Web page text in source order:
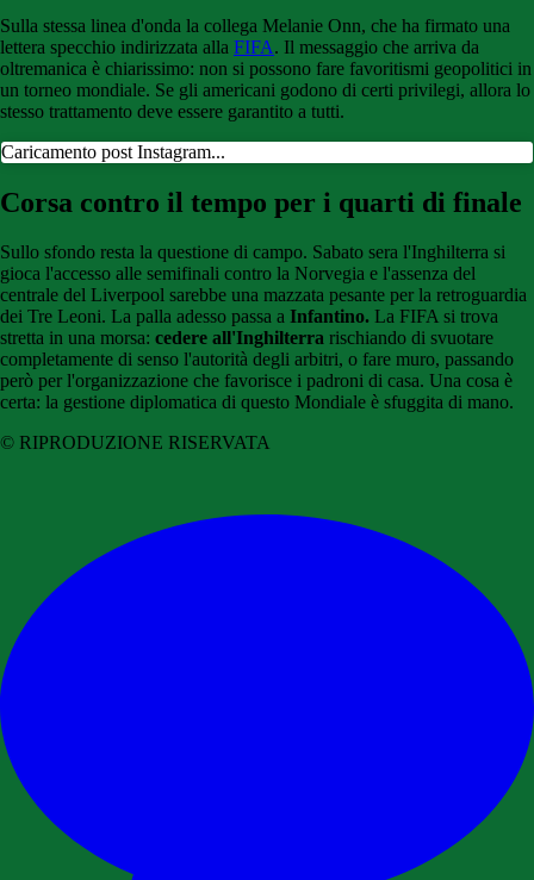
Sulla stessa linea d'onda la collega Melanie Onn, che ha firmato una
lettera specchio indirizzata alla FIFA. Il messaggio che arriva da
oltremanica è chiarissimo: non si possono fare favoritismi geopolitici in
un torneo mondiale. Se gli americani godono di certi privilegi, allora lo
stesso trattamento deve essere garantito a tutti.
Caricamento post Instagram...
Corsa contro il tempo per i quarti di finale
Sullo sfondo resta la questione di campo. Sabato sera l'Inghilterra si
gioca l'accesso alle semifinali contro la Norvegia e l'assenza del
centrale del Liverpool sarebbe una mazzata pesante per la retroguardia
dei Tre Leoni. La palla adesso passa a Infantino. La FIFA si trova
stretta in una morsa: cedere all'Inghilterra rischiando di svuotare
completamente di senso l'autorità degli arbitri, o fare muro, passando
però per l'organizzazione che favorisce i padroni di casa. Una cosa è
certa: la gestione diplomatica di questo Mondiale è sfuggita di mano.
© RIPRODUZIONE RISERVATA